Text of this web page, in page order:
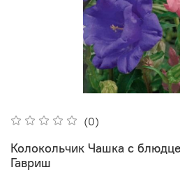
(0)
Колокольчик Чашка с
Гавриш